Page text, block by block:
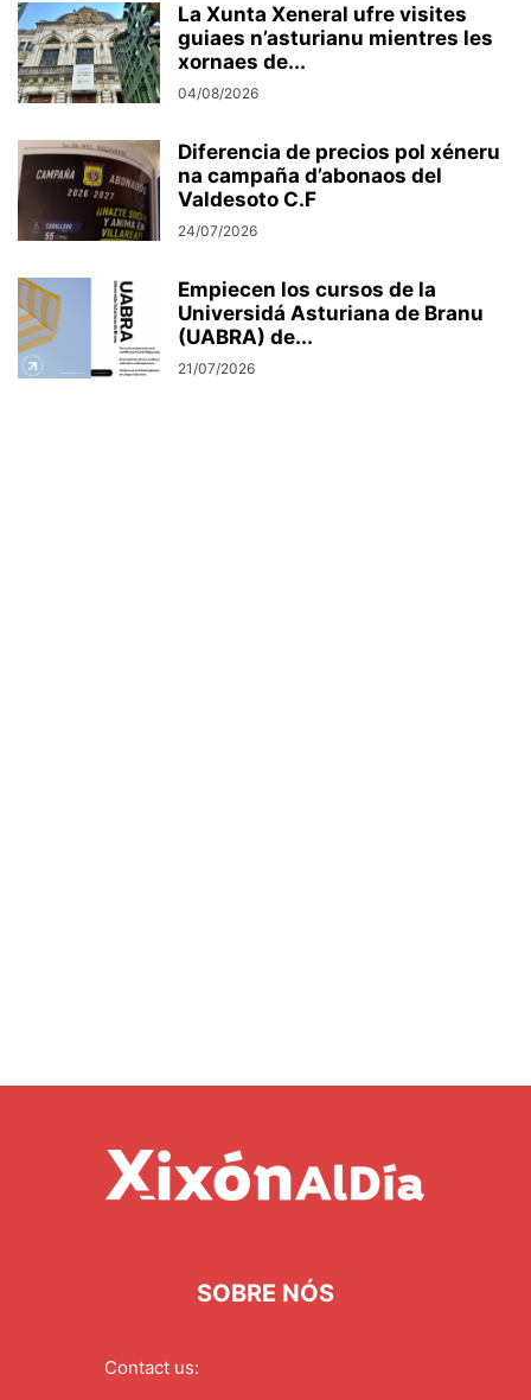
La Xunta Xeneral ufre visites
guiaes n’asturianu mientres les
xornaes de...
04/08/2026
Diferencia de precios pol xéneru
na campaña d’abonaos del
Valdesoto C.F
24/07/2026
Empiecen los cursos de la
Universidá Asturiana de Branu
(UABRA) de...
21/07/2026
SOBRE NÓS
Contact us: